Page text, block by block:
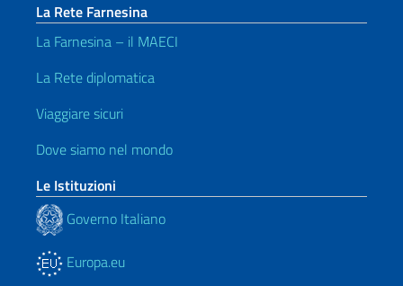
La Rete Farnesina
La Farnesina – il MAECI
La Rete diplomatica
Viaggiare sicuri
Dove siamo nel mondo
Le Istituzioni
Governo Italiano
Europa.eu